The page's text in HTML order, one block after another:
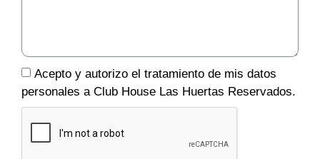
Acepto y autorizo el tratamiento de mis datos
personales a Club House Las Huertas Reservados.